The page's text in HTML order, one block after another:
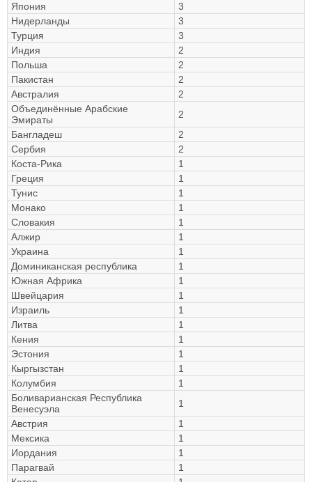
Япония
3
Нидерланды
3
Турция
3
Индия
2
Польша
2
Пакистан
2
Австралия
2
Объединённые Арабские
Эмираты
2
Бангладеш
2
Сербия
2
Коста-Рика
1
Греция
1
Тунис
1
Монако
1
Словакия
1
Алжир
1
Украина
1
Доминиканская республика
1
Южная Африка
1
Швейцария
1
Израиль
1
Литва
1
Кения
1
Эстония
1
Кыргызстан
1
Колумбия
1
Боливарианская Республика
Венесуэла
1
Австрия
1
Мексика
1
Иордания
1
Парагвай
1